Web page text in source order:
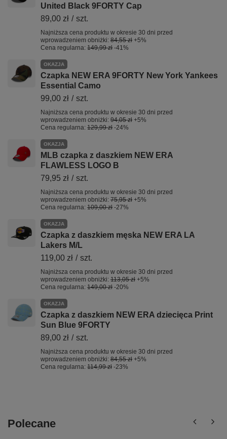
United Black 9FORTY Cap
89,00 zł / szt.
Najniższa cena produktu w okresie 30 dni przed
wprowadzeniem obniżki: 84,55 zł +5%
Cena regularna: 149,99 zł -41%
OKAZJA
Czapka NEW ERA 9FORTY New York Yankees
Essential Camo
99,00 zł / szt.
Najniższa cena produktu w okresie 30 dni przed
wprowadzeniem obniżki: 94,05 zł +5%
Cena regularna: 129,99 zł -24%
OKAZJA
MLB czapka z daszkiem NEW ERA
FLAWLESS LOGO B
79,95 zł / szt.
Najniższa cena produktu w okresie 30 dni przed
wprowadzeniem obniżki: 75,95 zł +5%
Cena regularna: 109,00 zł -27%
OKAZJA
Czapka z daszkiem męska NEW ERA LA
Lakers M/L
119,00 zł / szt.
Najniższa cena produktu w okresie 30 dni przed
wprowadzeniem obniżki: 113,05 zł +5%
Cena regularna: 149,00 zł -20%
OKAZJA
Czapka z daszkiem NEW ERA dziecięca Print
Sun Blue 9FORTY
89,00 zł / szt.
Najniższa cena produktu w okresie 30 dni przed
wprowadzeniem obniżki: 84,55 zł +5%
Cena regularna: 114,99 zł -23%
Polecane